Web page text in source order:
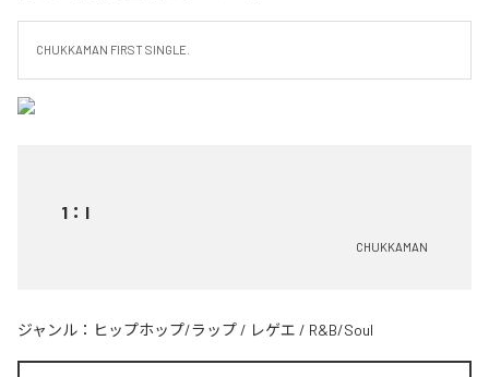
CHUKKAMAN FIRST SINGLE.
1 ： I
CHUKKAMAN
ジャンル： ヒップホップ/ラップ / レゲエ / R&B/Soul